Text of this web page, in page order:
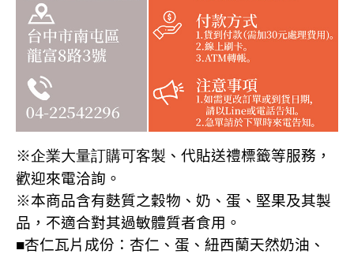
※企業大量訂購可客製 、代貼送禮標籤等服務，
歡迎來電洽詢 。
※本商品含有麩質之穀物、奶、蛋、堅果及其製
品，不適合對其過敏體質者食用。
■杏仁瓦片成份：杏仁、蛋、紐西蘭天然奶油、